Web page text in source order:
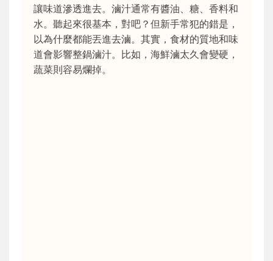
讓味道滲透進去。滷汁通常有醬油、糖、香料和
水。聽起來很基本，對吧？但新手常犯的錯是，
以為什麼都能丟進去滷。其實，食材的質地和味
道會影響整鍋滷汁。比如，海鮮滷太久會變硬，
蔬菜則容易爛掉。